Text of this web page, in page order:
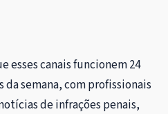
esses canais funcionem 24
da semana, com profissionais
de infrações penais,